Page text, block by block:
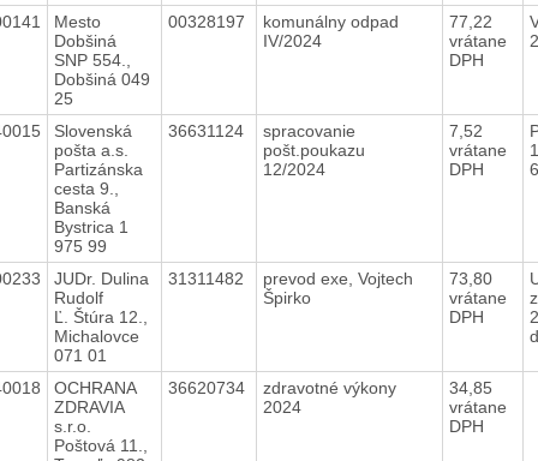
Mesto
Dobšiná
SNP 554.,
Dobšiná 049
25
00328197
komunálny odpad
IV/2024
77,22
vrátane
DPH
Slovenská
pošta a.s.
Partizánska
cesta 9.,
Banská
Bystrica 1
975 99
36631124
spracovanie
pošt.poukazu
12/2024
7,52
vrátane
DPH
JUDr. Dulina
Rudolf
Ľ. Štúra 12.,
Michalovce
071 01
31311482
prevod exe, Vojtech
Špirko
73,80
vrátane
DPH
OCHRANA
ZDRAVIA
s.r.o.
Poštová 11.,
36620734
zdravotné výkony
2024
34,85
vrátane
DPH